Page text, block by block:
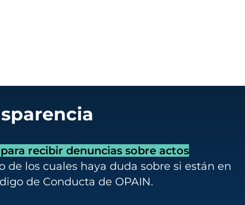
recibir denuncias sobre actos
de los cuales haya duda sobre si están en
de Conducta de OPAIN.